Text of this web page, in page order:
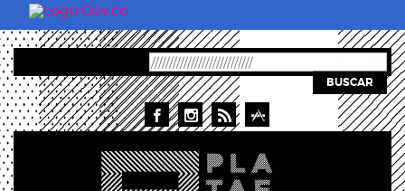
Skip to main content
BUSCAR